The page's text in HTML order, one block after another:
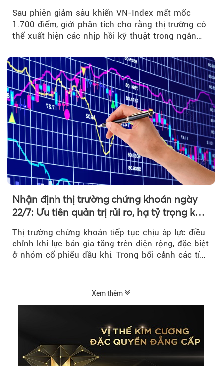
Sau phiên giảm sâu khiến VN-Index mất mốc
1.700 điểm, giới phân tích cho rằng thị trường có
thể xuất hiện các nhịp hồi kỹ thuật trong ngắn
Nhận định thị trường chứng khoán ngày
22/7: Ưu tiên quản trị rủi ro, hạ tỷ trọng khi
Thị trường chứng khoán tiếp tục chịu áp lực điều
chỉnh khi lực bán gia tăng trên diện rộng, đặc biệt
ở nhóm cổ phiếu dầu khí. Trong bối cảnh các tín
Xem thêm